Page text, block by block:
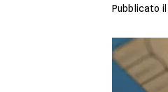
Pubblicato il